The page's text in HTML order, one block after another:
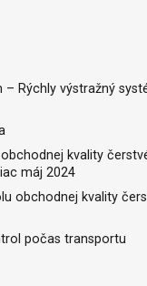
– Rýchly výstražný
kvality
máj 2024
obchodnej kvality
počas transportu